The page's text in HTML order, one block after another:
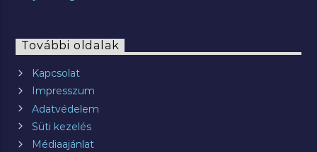
További oldalak
Kapcsolat
Impresszum
Adatvédelem
Süti kezelés
Médiaajánlat